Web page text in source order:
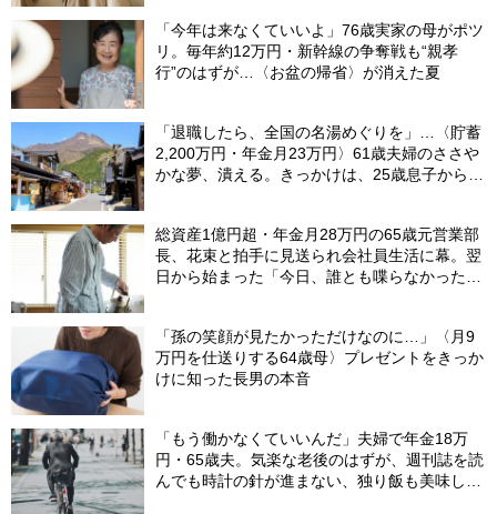
「今年は来なくていいよ」76歳実家の母がポツ
リ。毎年約12万円・新幹線の争奪戦も“親孝
行”のはずが…〈お盆の帰省〉が消えた夏
「退職したら、全国の名湯めぐりを」…〈貯蓄
2,200万円・年金月23万円〉61歳夫婦のささや
かな夢、潰える。きっかけは、25歳息子から届
総資産1億円超・年金月28万円の65歳元営業部
長、花束と拍手に見送られ会社員生活に幕。翌
日から始まった「今日、誰とも喋らなかった」
「孫の笑顔が見たかっただけなのに…」〈月9
万円を仕送りする64歳母〉プレゼントをきっか
けに知った長男の本音
「もう働かなくていいんだ」夫婦で年金18万
円・65歳夫。気楽な老後のはずが、週刊誌を読
んでも時計の針が進まない、独り飯も美味しく